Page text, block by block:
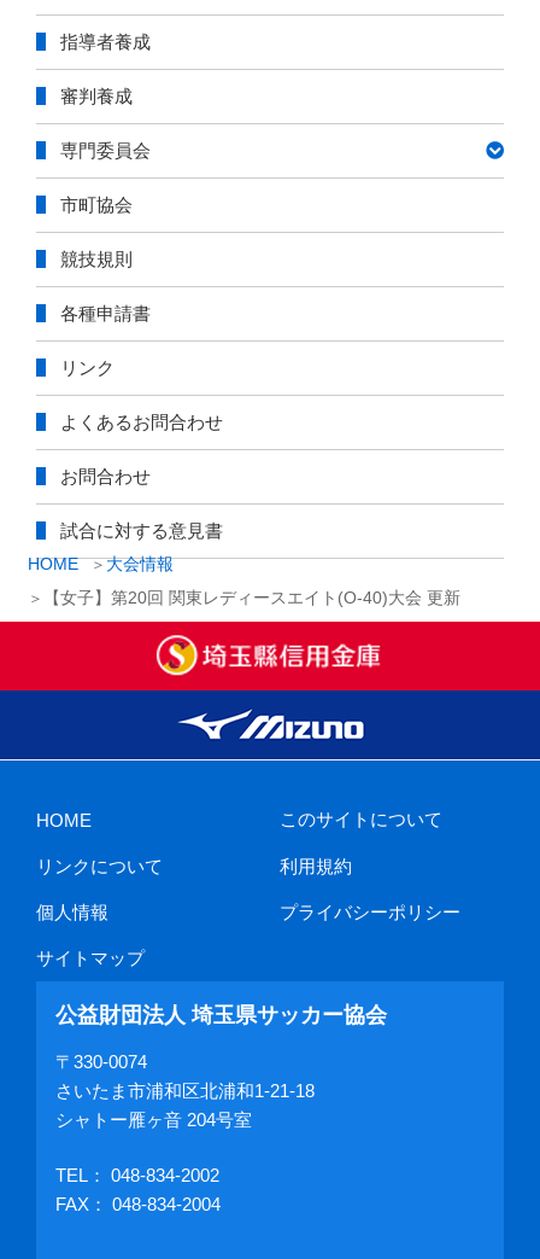
HOME
大会情報
【女子】第20回 関東レディースエイト(O-40)大会 更新
指導者養成
審判養成
専門委員会
市町協会
競技規則
各種申請書
リンク
よくあるお問合わせ
お問合わせ
試合に対する意見書
HOME このサイトについて
リンクについて 利用規約
個人情報 プライバシーポリシー
サイトマップ
公益財団法人 埼玉県サッカー協会
〒330-0074
さいたま市浦和区北浦和1-21-18
シャトー雁ヶ音 204号室
TEL： 048-834-2002
FAX： 048-834-2004